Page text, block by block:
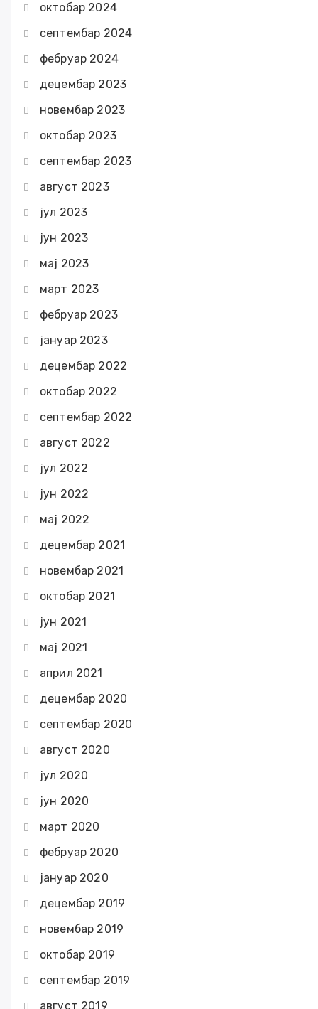
октобар 2024
септембар 2024
фебруар 2024
децембар 2023
новембар 2023
октобар 2023
септембар 2023
август 2023
јул 2023
јун 2023
мај 2023
март 2023
фебруар 2023
јануар 2023
децембар 2022
октобар 2022
септембар 2022
август 2022
јул 2022
јун 2022
мај 2022
децембар 2021
новембар 2021
октобар 2021
јун 2021
мај 2021
април 2021
децембар 2020
септембар 2020
август 2020
јул 2020
јун 2020
март 2020
фебруар 2020
јануар 2020
децембар 2019
новембар 2019
октобар 2019
септембар 2019
август 2019